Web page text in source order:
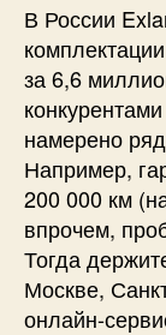
В России
за 6,6
намерено
Например,
200 000 км
впрочем,
Тогда
Москве,
онлайн-